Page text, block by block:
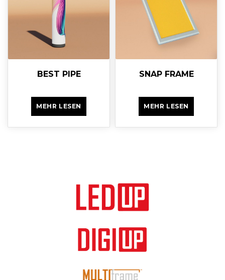
BEST PIPE
MEHR LESEN
SNAP FRAME
MEHR LESEN